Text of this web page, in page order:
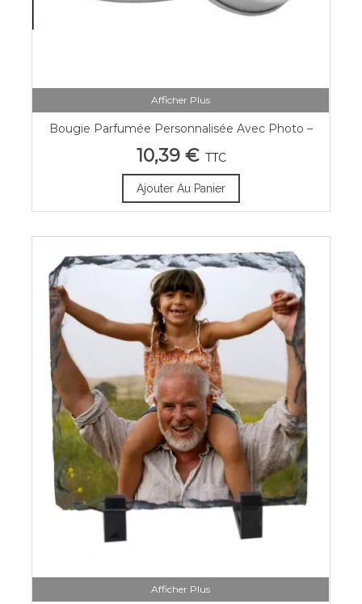
Afficher Plus
Bougie Parfumée Personnalisée Avec Photo –
Boîte Métallique
10,39 € TTC
Ajouter Au Panier
Afficher Plus